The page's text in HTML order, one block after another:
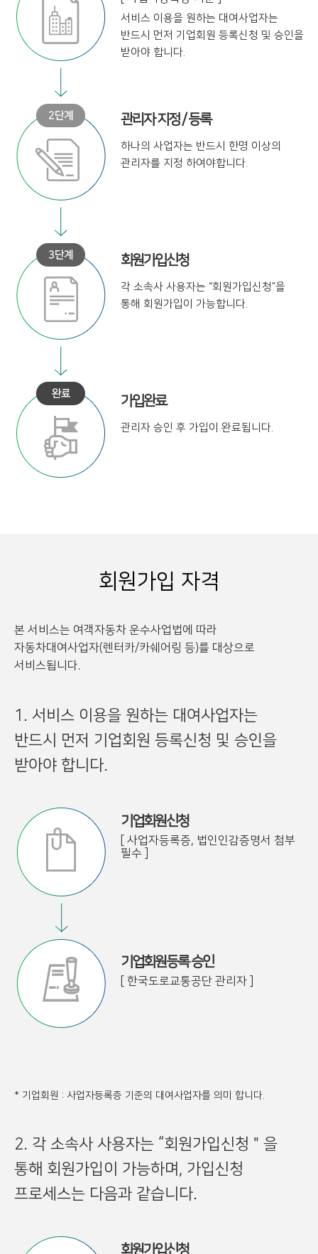
서비스 이용을 원하는 대여사업자는
반드시 먼저 기업회원 등록신청 및 승인을
받아야 합니다.
관리자 지정 / 등록
하나의 사업자는 반드시 한명 이상의
관리자를 지정 하여야합니다.
회원가입신청
각 소속사 사용자는 “회원가입신청”을
통해 회원가입이 가능합니다.
가입완료
관리자 승인 후 가입이 완료됩니다.
회원가입 자격
본 서비스는 여객자동차 운수사업법에 따라
자동차대여사업자(렌터카/카쉐어링 등)를 대상으로
서비스됩니다.
1. 서비스 이용을 원하는 대여사업자는
반드시 먼저 기업회원 등록신청 및 승인을
받아야 합니다.
기업회원신청
[ 사업자등록증, 법인인감증명서 첨부
필수 ]
기업회원등록 승인
[ 한국도로교통공단 관리자 ]
* 기업회원 : 사업자등록증 기준의 대여사업자를 의미 합니다.
2. 각 소속사 사용자는 “회원가입신청＂을
통해 회원가입이 가능하며, 가입신청
프로세스는 다음과 같습니다.
회원가입신청